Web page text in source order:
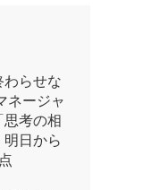
わらせな
ネージャ
思考の相
日から